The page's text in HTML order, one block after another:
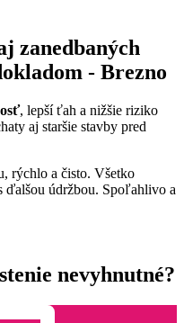
zanedbaných
- Brezno
, lepší ťah a nižšie riziko
aj staršie stavby pred
rýchlo a čisto. Všetko
ďalšou údržbou. Spoľahlivo a
nevyhnutné?